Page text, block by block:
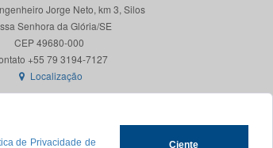
de Privacidade de Ciente
Jorge Neto, km 3, Silos
Senhora da Glória/SE
CEP 49680-000
Contato +55 79 3194-7127
Localização